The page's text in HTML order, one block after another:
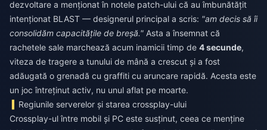
dezvoltare a menționat în notele patch-ului că au îmbunătățit
intenționat BLAST — designerul principal a scris: "am decis să îi
consolidăm capacitățile de breșă." Asta a însemnat că
rachetele sale marchează acum inamicii timp de 4 secunde,
viteza de tragere a tunului de mână a crescut și a fost
adăugată o grenadă cu graffiti cu aruncare rapidă. Acesta este
un joc întreținut activ, nu unul aflat pe moarte.
Regiunile serverelor și starea crossplay-ului
Crossplay-ul între mobil și PC este susținut, ceea ce menține